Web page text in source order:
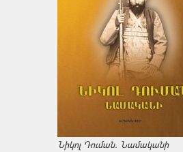
Նիկոլ Դուման. Նամականի